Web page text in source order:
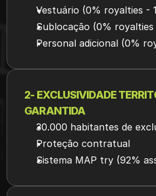
Vestuário (0% royalties -
Sublocação (0% royalties
Personal adicional (0%
2- EXCLUSIVIDADE
GARANTIDA
30.000 habitantes de
Proteção contratual
Sistema MAP try (92%